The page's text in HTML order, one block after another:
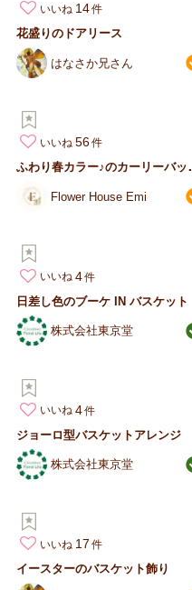
いいね 14
花盛りのドアリース
はなさか兄さん
いいね 56
わり春
Flower House Emi
いいね 4
日差し色のブーケ IN バスケット
株式会社東京堂
いいね 4
ジョーロ型バスケットアレンジ
株式会社東京堂
いいね 17
イースターのバスケット飾り